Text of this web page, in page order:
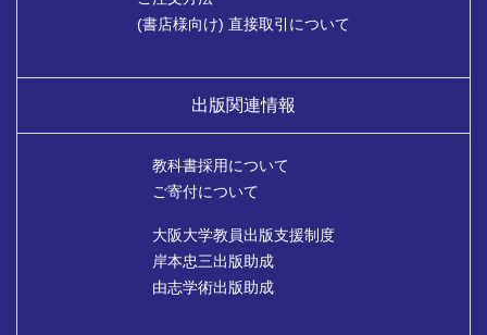
(書店様向け) 直接取引について
出版関連情報
教科書採用について
ご寄付について
大阪大学教員出版支援制度
岸本忠三出版助成
由志学術出版助成